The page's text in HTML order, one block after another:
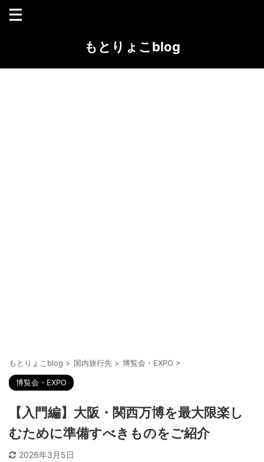
もとりょこblog
もとりょこblog > 国内旅行先 > 博覧会・EXPO >
博覧会・EXPO
【入門編】大阪・関西万博を最大限楽し
むために準備すべきものをご紹介
2026年3月5日